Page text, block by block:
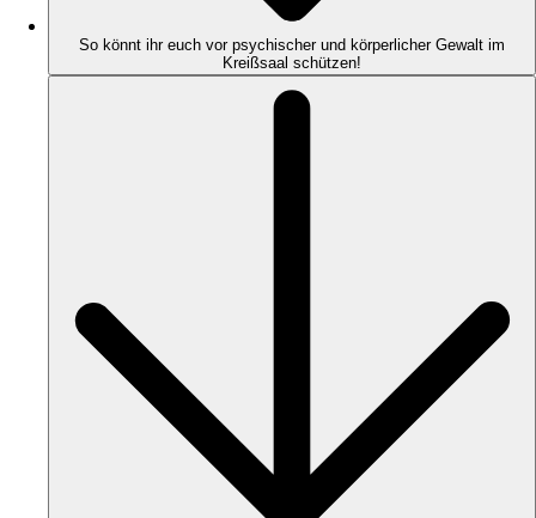
So könnt ihr euch vor psychischer und körperlicher Gewalt im
Kreißsaal schützen!